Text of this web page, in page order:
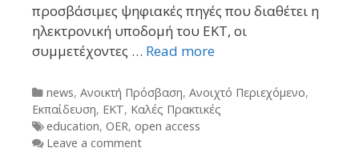
προσβάσιμες ψηφιακές πηγές που διαθέτει η
ηλεκτρονική υποδομή του ΕΚΤ, οι
συμμετέχοντες … Read more
Categories
news, Ανοικτή Πρόσβαση, Ανοιχτό Περιεχόμενο,
Εκπαίδευση, ΕΚΤ, Καλές Πρακτικές
Tags
education, OER, open access
Leave a comment